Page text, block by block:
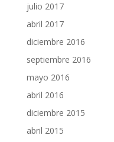
julio 2017
abril 2017
diciembre 2016
septiembre 2016
mayo 2016
abril 2016
diciembre 2015
abril 2015